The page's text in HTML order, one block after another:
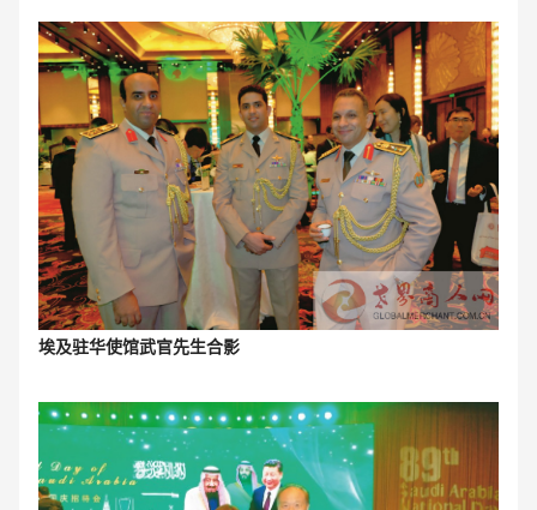
埃及驻华使馆武官先生合影